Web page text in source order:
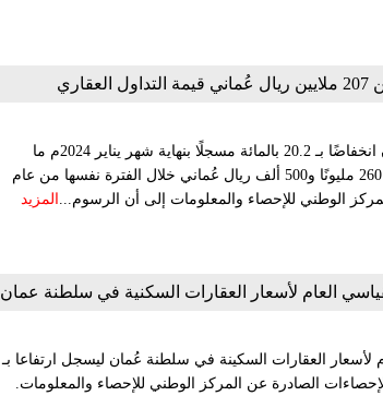
سجل إجمالي قيمة التداول العقاري بسلطنة عُمان انخفاضًا بـ 20.2 بالمائة مسجلًا بنهاية شهر يناير 2024م ما
قيمته 207 ملايين و800 ألف ريال عُماني مقارنة بـ 260 مليونًا و500 ألف ريال عُماني خلال الفترة نفسها من عام
المزيد
العام لأسعار العقارات السكنية في سلطنة عمان
لأسعار العقارات السكينة في سلطنة عُمان ليسجل ارتفاعا بـ
الربع الثالث من عام 2023م وفق الإحصاءات الصادرة عن المركز الوطني للإحصاء والمعلومات.